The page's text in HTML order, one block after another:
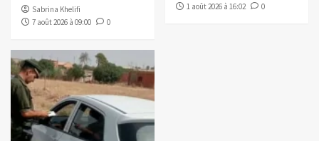
Sabrina Khelifi
7 août 2026 à 09:00
0
1 août 2026 à 16:02
0